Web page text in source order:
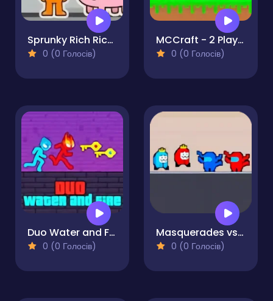
Sprunky Rich Rich Rich
0 (0 Голосів)
MCCraft - 2 Player
0 (0 Голосів)
Duo Water and Fire
0 (0 Голосів)
Masquerades vs Impostors
0 (0 Голосів)